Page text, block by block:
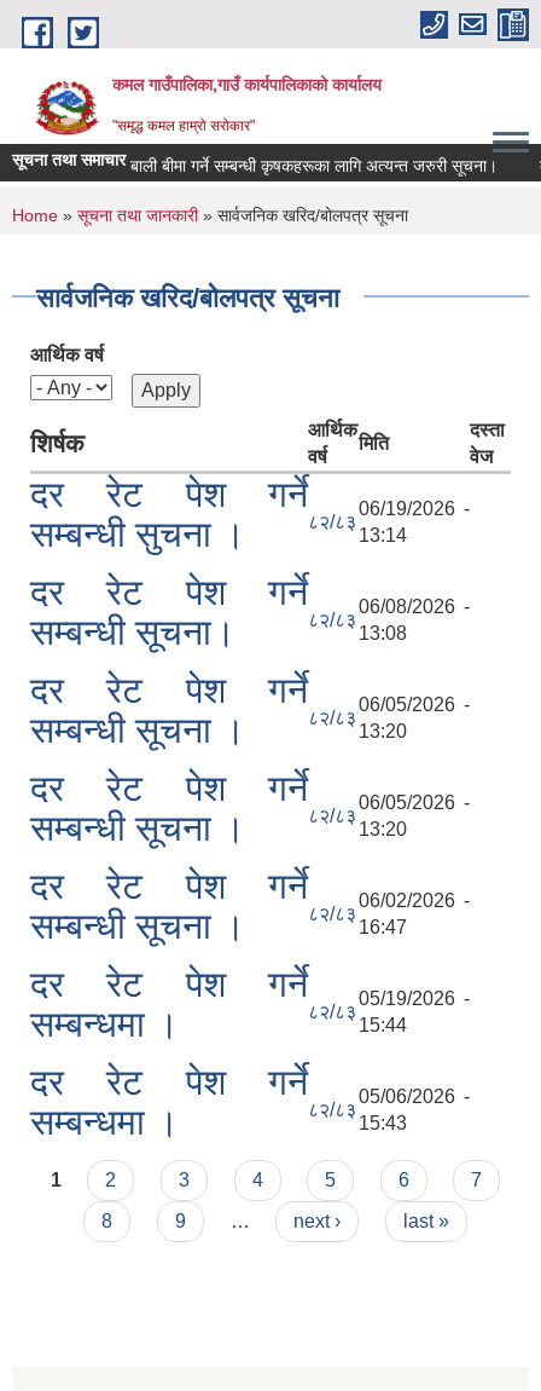
Skip to main content
कमल गाउँपालिका,गाउँ कार्यपालिकाको कार्यालय
"समृद्ध कमल हाम्रो सरोकार"
सूचना तथा समाचारबाली बीमा गर्ने सम्बन्धी कृषकहरूका लागि अत्यन्त जरुरी सूचना।
You are here
Home » सूचना तथा जानकारी» सार्वजनिक खरिद/बोलपत्र सूचना
सार्वजनिक खरिद/बोलपत्र सूचना
आर्थिक वर्ष
शिर्षक
आर्थिक
वर्ष
मिति
दस्ता
वेज
दर रेट पेश गर्ने
सम्बन्धी सुचना ।
८२/८३
06/19/2026 -
13:14
दर रेट पेश गर्ने
सम्बन्धी सूचना।
८२/८३
06/08/2026 -
13:08
दर रेट पेश गर्ने
सम्बन्धी सूचना ।
८२/८३
06/05/2026 -
13:20
दर रेट पेश गर्ने
सम्बन्धी सूचना ।
८२/८३
06/05/2026 -
13:20
दर रेट पेश गर्ने
सम्बन्धी सूचना ।
८२/८३
06/02/2026 -
16:47
दर रेट पेश गर्ने
सम्बन्धमा ।
८२/८३
05/19/2026 -
15:44
दर रेट पेश गर्ने
सम्बन्धमा ।
८२/८३
05/06/2026 -
15:43
Pages
1 2 3 4 5 6
7
8
9 … next › last »